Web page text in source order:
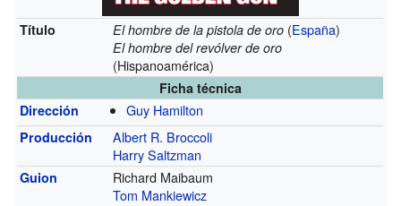
Título El hombre de la pistola de oro (España)
El hombre del revólver de oro
(Hispanoamérica)
Ficha técnica
Dirección
Guy Hamilton
Producción
Albert R. Broccoli
Harry Saltzman
Guion
Richard Maibaum
Tom Mankiewicz